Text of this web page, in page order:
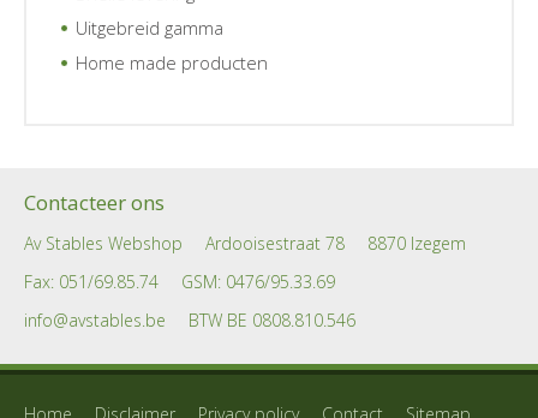
Uitgebreid gamma
Home made producten
Contacteer ons
Av Stables Webshop Ardooisestraat 78
8870 Izegem
Fax: 051/69.85.74
GSM: 0476/95.33.69
info@avstables.be
BTW BE 0808.810.546